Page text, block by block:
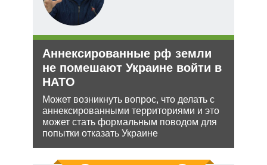
Аннексированные рф земли
не помешают Украине войти в
НАТО
Может возникнуть вопрос, что делать с
аннексированными территориями и это
может стать формальным поводом для
попытки отказать Украине